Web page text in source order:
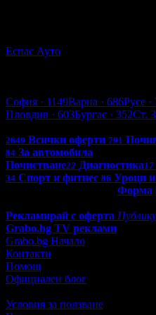
Еспас Ауто
София · 1149Варна · 686Русе ·
Пловдив · 603Бургас · 352Ст.
2649 Всички оферти 791
84 За автомобила
Почистване22 Диагностика17
34 Спорт и фитнес 86 Уроци и
Форма
Рекламирай с оферта
Grabo.bg TV реклами
Grabo.bg Начало
Контакти
Помощ
Официален блог
Условия за ползване